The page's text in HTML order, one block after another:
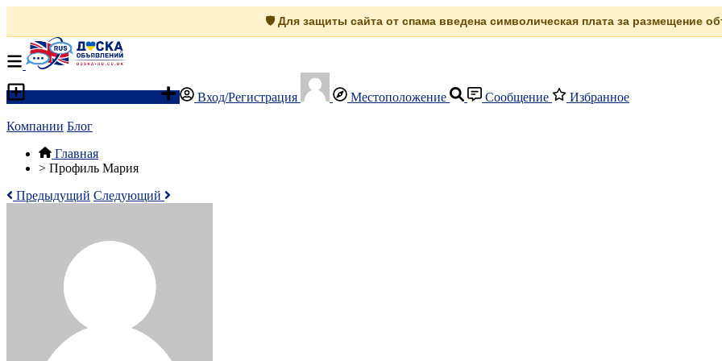
🛡️ Для защиты сайта от спама введена символическая плата за размещение
Вход/Регистрация Местоположение Сообщение Избранное
Компании Блог
Главная
> Профиль Мария
Предыдущий Следующий